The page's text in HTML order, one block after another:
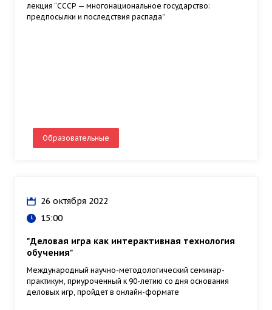
лекция “СССР — многонациональное государство:
предпосылки и последствия распада”
Образовательные
26 октября 2022
15:00
"Деловая игра как интерактивная технология
обучения"
Международный научно-методологический семинар-
практикум, приуроченный к 90-летию со дня основания
деловых игр, пройдет в онлайн-формате